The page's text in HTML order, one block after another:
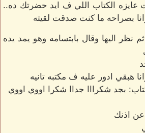
عايزه الكتاب اللي ف ايد حضرتك ده..
بصراحه ما كنت صدقت لقيته
نظر اليها وقال بابتسامه وهو يمد يده
هبقي ادور عليه ف مكتبه تانيه
بجد شكرااا جداا شكرا اووي اووي
عن اذنك